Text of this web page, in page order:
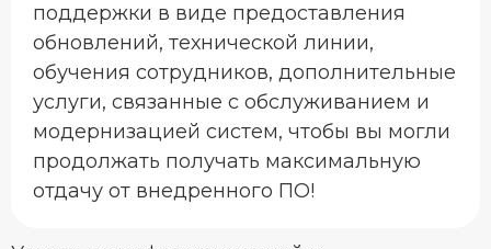
поддержки в виде предоставления
обновлений, технической линии,
обучения сотрудников, дополнительные
услуги, связанные с обслуживанием и
модернизацией систем, чтобы вы могли
продолжать получать максимальную
отдачу от внедренного ПО!